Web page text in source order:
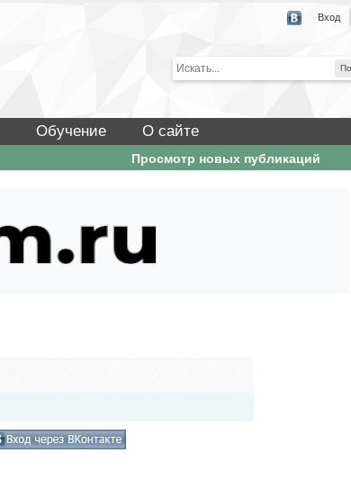
Вход
Обучение О сайте
Просмотр новых публикаций